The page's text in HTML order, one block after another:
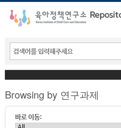
Browsing by 연구과제
바로 이동: